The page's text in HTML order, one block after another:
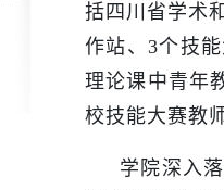
括四川省学术
作站、3个技
理论课中青年
校技能大赛教
学院深入